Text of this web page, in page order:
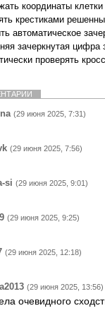
координаты
крестиками
автоматическое
зачеркнутая цифра
проверять
(29 июня 2025, 7:31)
(29 июня 2025, 7:56)
si (29 июня 2025, 9:01)
(29 июня 2025, 9:25)
(29 июня 2025, 12:18)
(29 июня 2025, 13:56)
очевидного